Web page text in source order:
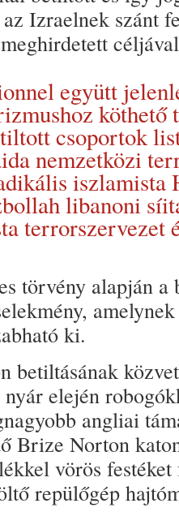
Izraelnek szánt
együtt
köthető
csoportok
nemzetközi
iszlamista
libanoni
terrorszervezet
törvény alapján a
ki.
betiltásának
nyár elején
angliai
Brize Norton
vörös
repülőgép